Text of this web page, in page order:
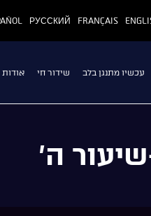
FRANÇAIS
РУССКИЙ
עכשיו מתנגן בלב שידור חי אודות
ה’